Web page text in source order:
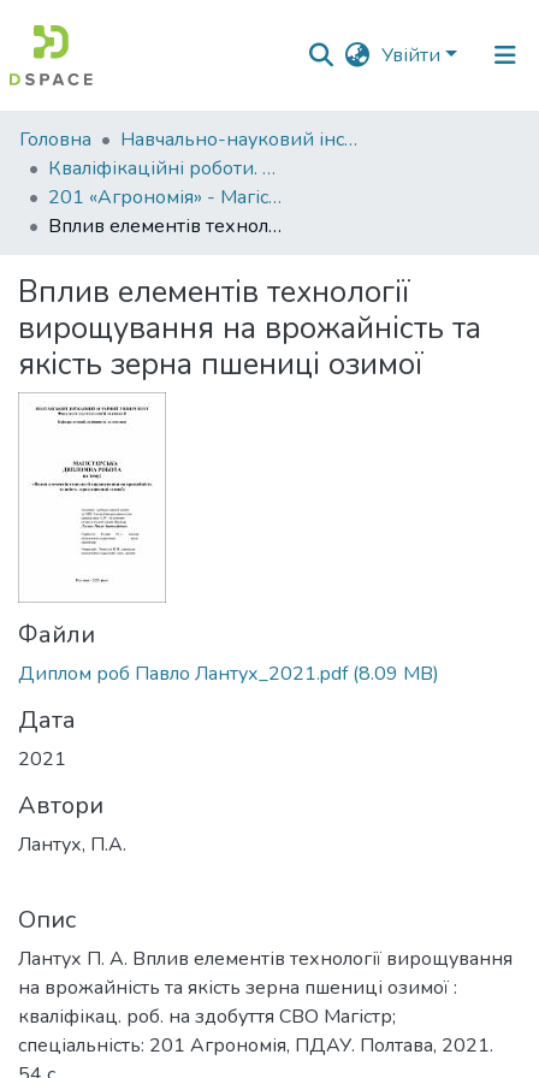
Увійти
Фонди
та
зібрання
Статистика
Головна
Навчально-науковий інститут агротехнологій, селекції та екології
Кваліфікаційні роботи. ННІ агротехнологій, селекції та екології
201 «Агрономія» - Магістри 2021-2022
Вплив елементів технології вирощування на врожайність та якість зерна пшениці озимої
Вплив елементів технології
вирощування на врожайність та
якість зерна пшениці озимої
Файли
Диплом роб Павло Лантух_2021.pdf(8.09 MB)
Дата
2021
Автори
Лантух, П.А.
Опис
Лантух П. А. Вплив елементів технології вирощування
на врожайність та якість зерна пшениці озимої :
кваліфікац. роб. на здобуття СВО Магістр;
спеціальність: 201 Агрономія, ПДАУ. Полтава, 2021.